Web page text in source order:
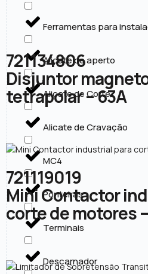
Ferramentas para
Alicate de aperto
Alicate de Corte
Alicate de Cravação
MC4
Ponteiras
Terminais
Descarnador
721134806
Disjuntor
tetrapolar – 63A
721119019
Mini Contactor
corte de motores